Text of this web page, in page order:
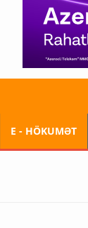
E - HÖKUMƏT